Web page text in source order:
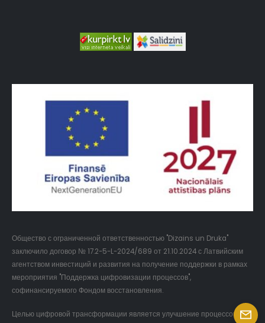
Общество с ограниченной ответственностью "Dizains un Druka"
заключило договор № 17.2-5-L-2024/689 от 21.10.2024 с Латвийским
агентством инвестиций и развития на получение поддержки в рамках
мероприятия "Поддержка цифровизации процессов",
софинансируемого Фондом восстановления.
Целью цифровой трансформации является улучшение процессов